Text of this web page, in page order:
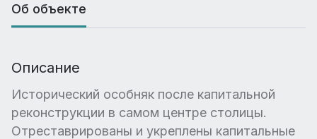
Об объекте
Описание
Исторический особняк после капитальной
реконструкции в самом центре столицы.
Отреставрированы и укреплены капитальные